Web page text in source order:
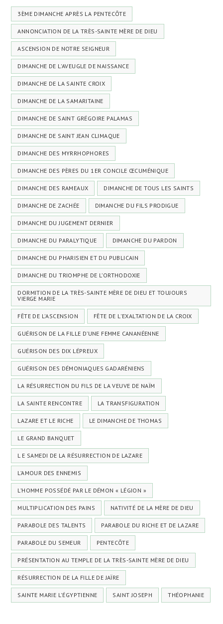
3ÈME DIMANCHE APRÈS LA PENTECÔTE
ANNONCIATION DE LA TRÈS-SAINTE MÈRE DE DIEU
ASCENSION DE NOTRE SEIGNEUR
DIMANCHE DE L'AVEUGLE DE NAISSANCE
DIMANCHE DE LA SAINTE CROIX
DIMANCHE DE LA SAMARITAINE
DIMANCHE DE SAINT GRÉGOIRE PALAMAS
DIMANCHE DE SAINT JEAN CLIMAQUE
DIMANCHE DES MYRRHOPHORES
DIMANCHE DES PÈRES DU 1ER CONCILE ŒCUMÉNIQUE
DIMANCHE DES RAMEAUX DIMANCHE DE TOUS LES SAINTS
DIMANCHE DE ZACHÉE DIMANCHE DU FILS PRODIGUE
DIMANCHE DU JUGEMENT DERNIER
DIMANCHE DU PARALYTIQUE DIMANCHE DU PARDON
DIMANCHE DU PHARISIEN ET DU PUBLICAIN
DIMANCHE DU TRIOMPHE DE L’ORTHODOXIE
DORMITION DE LA TRÈS-SAINTE MÈRE DE DIEU ET TOUJOURS
VIERGE MARIE
FÊTE DE L'ASCENSION FÊTE DE L'EXALTATION DE LA CROIX
GUÉRISON DE LA FILLE D’UNE FEMME CANANÉENNE
GUÉRISON DES DIX LÉPREUX
GUÉRISON DES DÉMONIAQUES GADARÉNIENS
LA RÉSURRECTION DU FILS DE LA VEUVE DE NAÏM
LA SAINTE RENCONTRE LA TRANSFIGURATION
LAZARE ET LE RICHE LE DIMANCHE DE THOMAS
LE GRAND BANQUET
L E SAMEDI DE LA RÉSURRECTION DE LAZARE
L’AMOUR DES ENNEMIS
L’HOMME POSSÉDÉ PAR LE DÉMON « LÉGION »
MULTIPLICATION DES PAINS NATIVITÉ DE LA MÈRE DE DIEU
PARABOLE DES TALENTS PARABOLE DU RICHE ET DE LAZARE
PARABOLE DU SEMEUR PENTECÔTE
PRÉSENTATION AU TEMPLE DE LA TRÈS-SAINTE MÈRE DE DIEU
RÉSURRECTION DE LA FILLE DE JAÏRE
SAINTE MARIE L'ÉGYPTIENNE SAINT JOSEPH THÉOPHANIE